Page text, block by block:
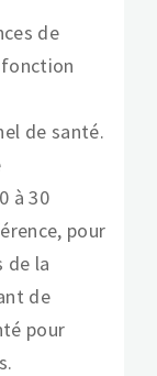
de
de santé.
à 30
pour
de la
de
pour